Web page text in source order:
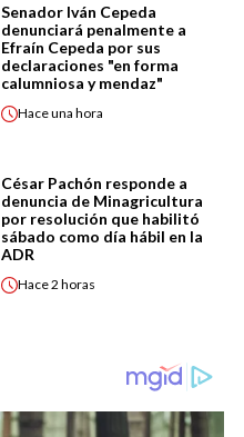
Senador Iván Cepeda
denunciará penalmente a
Efraín Cepeda por sus
declaraciones "en forma
calumniosa y mendaz"
Haceuna hora
César Pachón responde a
denuncia de Minagricultura
por resolución que habilitó
sábado como día hábil en la
ADR
Hace2 horas